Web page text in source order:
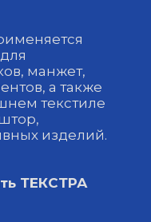
манжет,
а также
текстиле
изделий.
ТЕКСТРА